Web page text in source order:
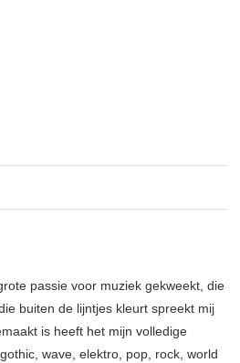
passie voor muziek gekweekt, die
buiten de lijntjes kleurt spreekt mij
is heeft het mijn volledige
wave, elektro, pop, rock, world